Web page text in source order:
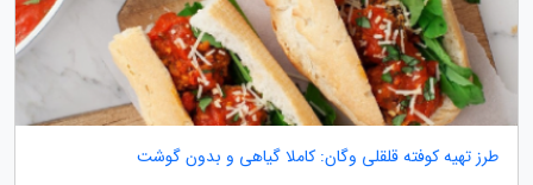
طرز تهیه کوفته قلقلی وگان: کاملا گیاهی و بدون گوشت